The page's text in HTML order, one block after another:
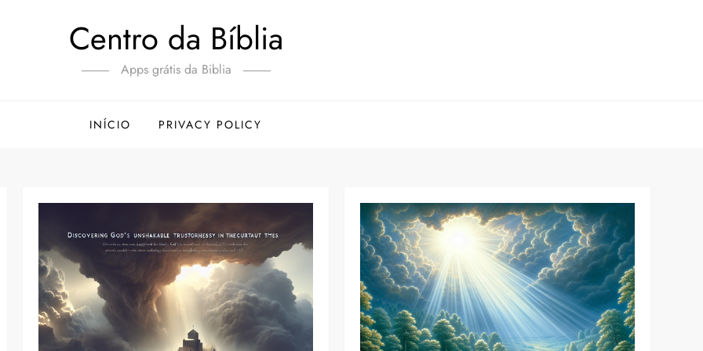
Centro da Bíblia
Apps grátis da Biblia
INÍCIO PRIVACY POLICY